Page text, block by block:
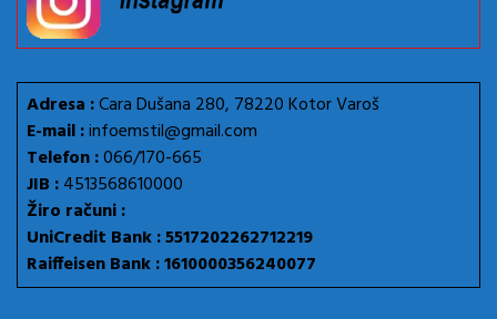
Adresa :Cara Dušana 280, 78220 Kotor Varoš
E-mail :infoemstil@gmail.com
Telefon :066/170-665
JIB :4513568610000
Žiro računi :
UniCredit Bank : 5517202262712219
Raiffeisen Bank : 1610000356240077